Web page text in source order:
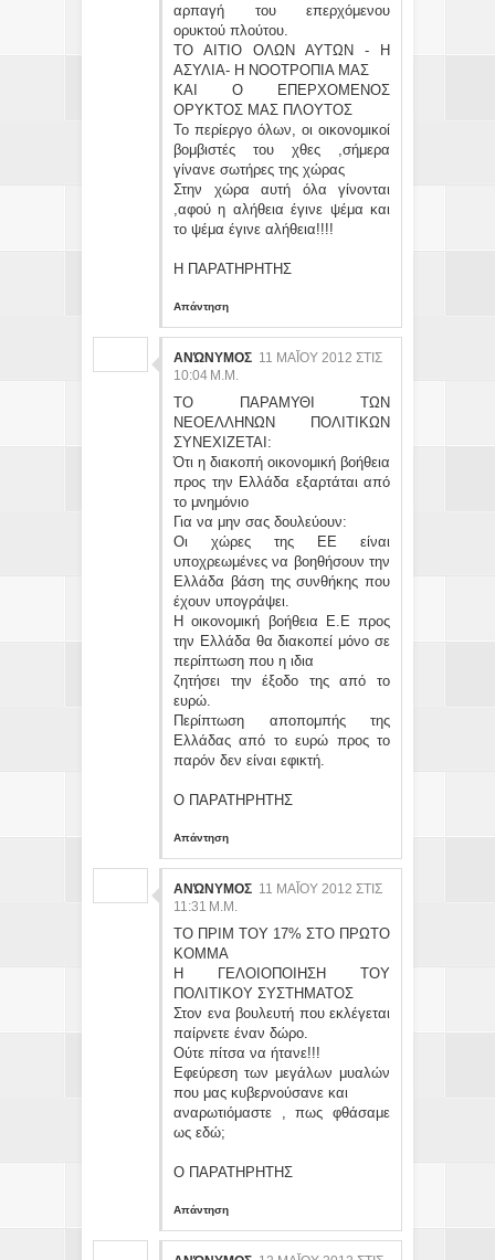
αρπαγή του επερχόμενου
ορυκτού πλούτου.
ΤΟ ΑΙΤΙΟ ΟΛΩΝ ΑΥΤΩΝ - Η
ΑΣΥΛΙΑ- Η ΝΟΟΤΡΟΠΙΑ ΜΑΣ
ΚΑΙ Ο ΕΠΕΡΧΟΜΕΝΟΣ
ΟΡΥΚΤΟΣ ΜΑΣ ΠΛΟΥΤΟΣ
Το περίεργο όλων, οι οικονομικοί
βομβιστές του χθες ,σήμερα
γίνανε σωτήρες της χώρας
Στην χώρα αυτή όλα γίνονται
,αφού η αλήθεια έγινε ψέμα και
το ψέμα έγινε αλήθεια!!!!
Η ΠΑΡΑΤΗΡΗΤΗΣ
Απάντηση
ΑΝΏΝΥΜΟΣ 11 ΜΑΪ́ΟΥ 2012 ΣΤΙΣ 10
:04 Μ.Μ.
ΤΟ ΠΑΡΑΜΥΘΙ ΤΩΝ
ΝΕΟΕΛΛΗΝΩΝ ΠΟΛΙΤΙΚΩΝ
ΣΥΝΕΧΙΖΕΤΑΙ:
Ότι η διακοπή οικονομική βοήθεια
προς την Ελλάδα εξαρτάται από
το μνημόνιο
Για να μην σας δουλεύουν:
Οι χώρες της ΕΕ είναι
υποχρεωμένες να βοηθήσουν την
Ελλάδα βάση της συνθήκης που
έχουν υπογράψει.
Η οικονομική βοήθεια Ε.Ε προς
την Ελλάδα θα διακοπεί μόνο σε
περίπτωση που η ιδια
ζητήσει την έξοδο της από το
ευρώ.
Περίπτωση αποπομπής της
Ελλάδας από το ευρώ προς το
παρόν δεν είναι εφικτή.
Ο ΠΑΡΑΤΗΡΗΤΗΣ
Απάντηση
ΑΝΏΝΥΜΟΣ 11 ΜΑΪ́ΟΥ 2012 ΣΤΙΣ 11
:31 Μ.Μ.
ΤΟ ΠΡΙΜ ΤΟΥ 17% ΣΤΟ ΠΡΩΤΟ
ΚΟΜΜΑ
Η ΓΕΛΟΙΟΠΟΙΗΣΗ ΤΟΥ
ΠΟΛΙΤΙΚΟΥ ΣΥΣΤΗΜΑΤΟΣ
Στον ενα βουλευτή που εκλέγεται
παίρνετε έναν δώρο.
Ούτε πίτσα να ήτανε!!!
Εφεύρεση των μεγάλων μυαλών
που μας κυβερνούσανε και
αναρωτιόμαστε , πως φθάσαμε
ως εδώ;
Ο ΠΑΡΑΤΗΡΗΤΗΣ
Απάντηση